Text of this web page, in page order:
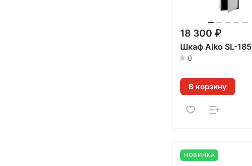
18 300 ₽
Шкаф Aiko SL-185
0
В корзину
НОВИНКА